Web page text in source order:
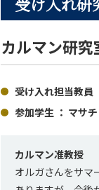
カルマン研究
受け入れ担当教員
参加学生 ： マサ
カルマン准教授
オルガさんをサマ